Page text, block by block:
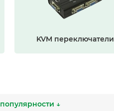
KVM переключатели
популярности ↓